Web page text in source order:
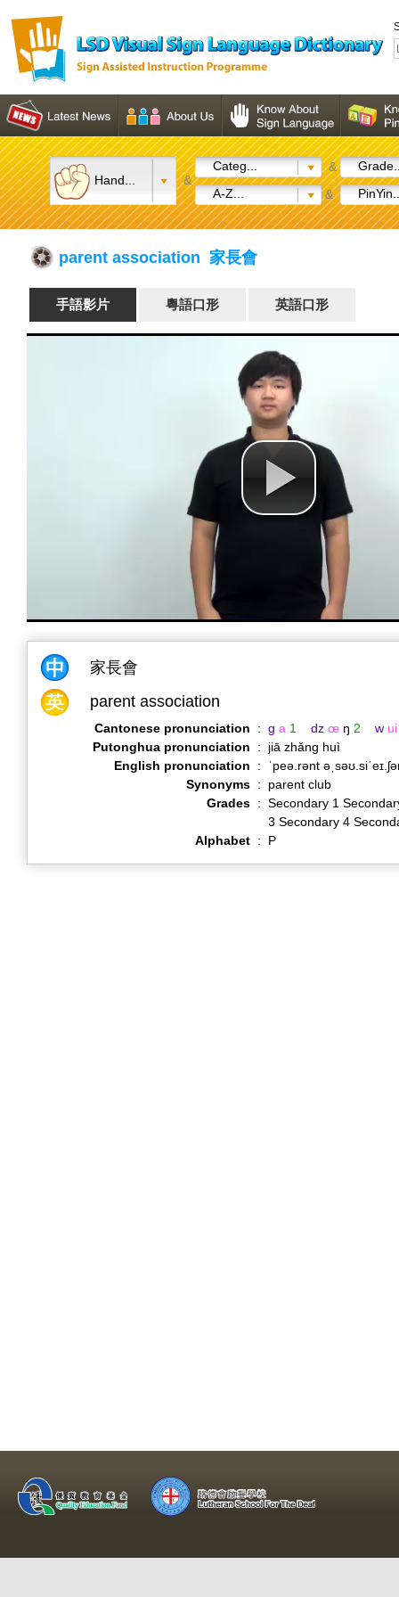
Hand... &
Categ... &
A-Z...
&
parent association 家長會
手語影片 粵語口形 英語口形
家長會
parent association
Cantonese pronunciation : g a 1 dz œ ŋ 2 w ui
Putonghua pronunciation
:
jiā zhǎng huì
English pronunciation
:
ˈpeə.rənt
Synonyms :
parent club
Grades : Secondary 1
3 Secondary 4
Alphabet : P